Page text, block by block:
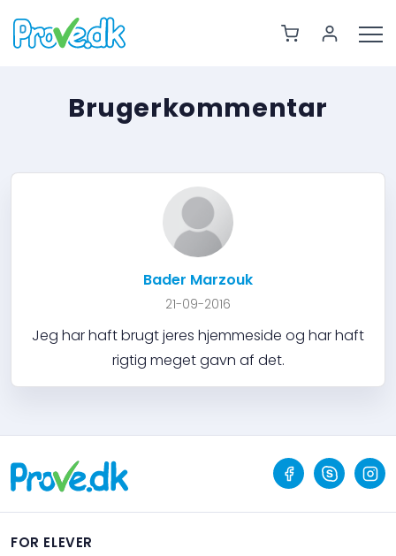
Brugerkommentar
Bader Marzouk
21-09-2016
Jeg har haft brugt jeres hjemmeside og har haft
rigtig meget gavn af det.
FOR ELEVER